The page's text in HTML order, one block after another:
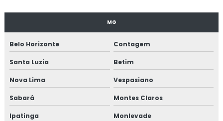
MG
Belo Horizonte Contagem
Santa Luzia Betim
Nova Lima Vespasiano
Sabará Montes Claros
Ipatinga Monlevade